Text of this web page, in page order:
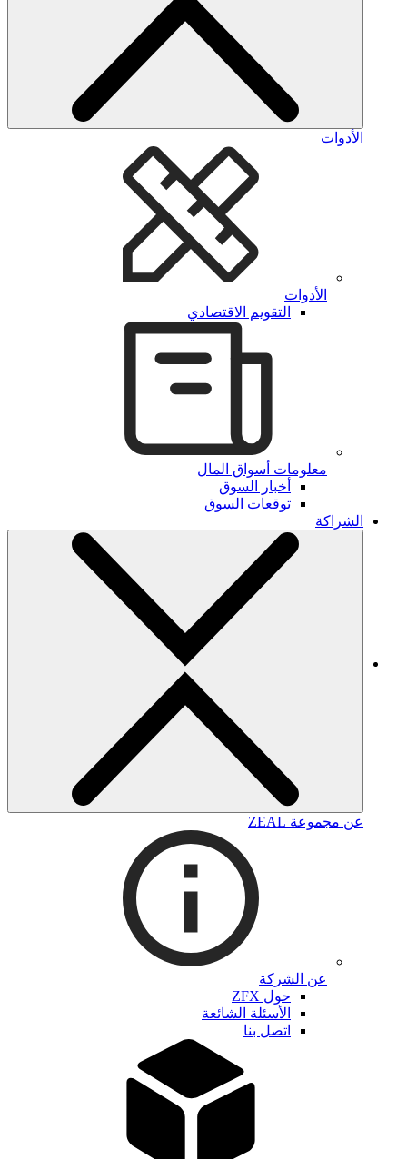
الأدوات
الأدوات
التقويم الاقتصادي
معلومات أسواق المال
أخبار السوق
توقعات السوق
الشراكة
عن مجموعة ZEAL
عن الشركة
حول ZFX
الأسئلة الشائعة
اتصل بنا